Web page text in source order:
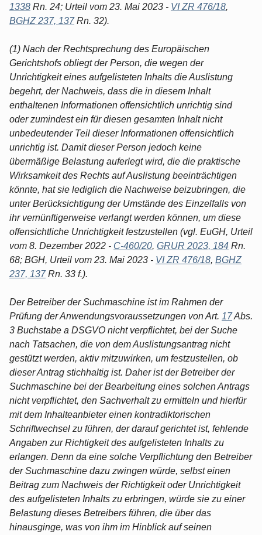
1338 Rn. 24; Urteil vom 23. Mai 2023 - VI ZR 476/18,
BGHZ 237, 137Rn. 32).
(1) Nach der Rechtsprechung des Europäischen
Gerichtshofs obliegt der Person, die wegen der
Unrichtigkeit eines aufgelisteten Inhalts die Auslistung
begehrt, der Nachweis, dass die in diesem Inhalt
enthaltenen Informationen offensichtlich unrichtig sind
oder zumindest ein für diesen gesamten Inhalt nicht
unbedeutender Teil dieser Informationen offensichtlich
unrichtig ist. Damit dieser Person jedoch keine
übermäßige Belastung auferlegt wird, die die praktische
Wirksamkeit des Rechts auf Auslistung beeinträchtigen
könnte, hat sie lediglich die Nachweise beizubringen, die
unter Berücksichtigung der Umstände des Einzelfalls von
ihr vernünftigerweise verlangt werden können, um diese
offensichtliche Unrichtigkeit festzustellen (vgl. EuGH, Urteil
vom 8. Dezember 2022 - C-460/20, GRUR 2023, 184 Rn.
68; BGH, Urteil vom 23. Mai 2023 - VI ZR 476/18, BGHZ
237, 137Rn. 33 f.).
Der Betreiber der Suchmaschine ist im Rahmen der
Prüfung der Anwendungsvoraussetzungen von Art. 17Abs.
3 Buchstabe a DSGVO nicht verpflichtet, bei der Suche
nach Tatsachen, die von dem Auslistungsantrag nicht
gestützt werden, aktiv mitzuwirken, um festzustellen, ob
dieser Antrag stichhaltig ist. Daher ist der Betreiber der
Suchmaschine bei der Bearbeitung eines solchen Antrags
nicht verpflichtet, den Sachverhalt zu ermitteln und hierfür
mit dem Inhalteanbieter einen kontradiktorischen
Schriftwechsel zu führen, der darauf gerichtet ist, fehlende
Angaben zur Richtigkeit des aufgelisteten Inhalts zu
erlangen. Denn da eine solche Verpflichtung den Betreiber
der Suchmaschine dazu zwingen würde, selbst einen
Beitrag zum Nachweis der Richtigkeit oder Unrichtigkeit
des aufgelisteten Inhalts zu erbringen, würde sie zu einer
Belastung dieses Betreibers führen, die über das
hinausginge, was von ihm im Hinblick auf seinen